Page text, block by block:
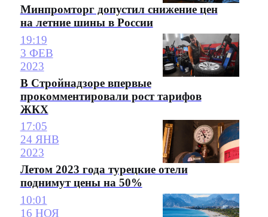
Минпромторг допустил снижение цен
на летние шины в России
19:19
3 ФЕВ
2023
В Стройнадзоре впервые
прокомментировали рост тарифов
ЖКХ
17:05
24 ЯНВ
2023
Летом 2023 года турецкие отели
поднимут цены на 50%
10:01
16 НОЯ